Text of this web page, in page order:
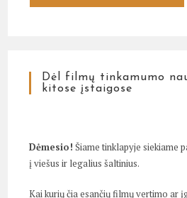
Dėl filmų tinkamumo
kitose įstaigose
Dėmesio! Šiame tinklapyje siekiame
į viešus ir legalius šaltinius.
Kai kurių čia esančių filmų vertimo ar